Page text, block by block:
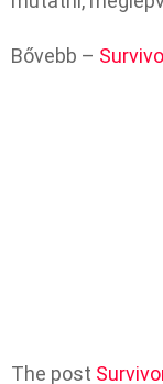
Bővebb –
The post